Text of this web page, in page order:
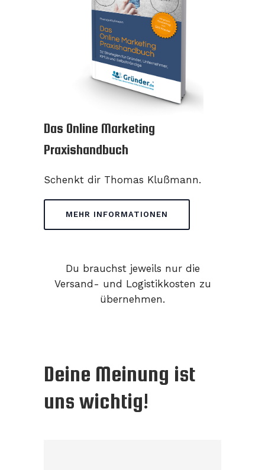
Das Online Marketing
Praxishandbuch
Schenkt dir Thomas Klußmann.
MEHR INFORMATIONEN
Du brauchst jeweils nur die
Versand- und Logistikkosten zu
übernehmen.
Deine Meinung ist
uns wichtig!